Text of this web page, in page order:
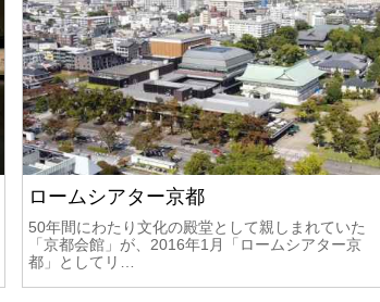
ロームシアター京都
50年間にわたり文化の殿堂として親しまれていた
「京都会館」が、2016年1月「ロームシアター京
都」としてリ…